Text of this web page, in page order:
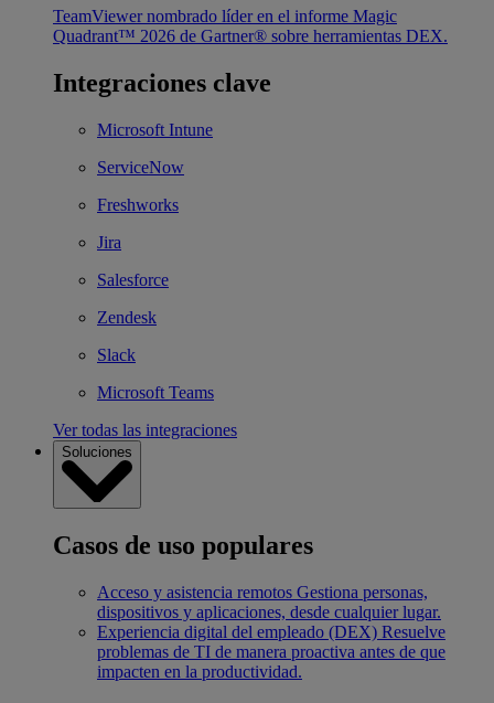
TeamViewer nombrado líder en el informe Magic
Quadrant™ 2026 de Gartner® sobre herramientas DEX.
Integraciones clave
Microsoft Intune
ServiceNow
Freshworks
Jira
Salesforce
Zendesk
Slack
Microsoft Teams
Ver todas las integraciones
Soluciones
Casos de uso populares
Acceso y asistencia remotos Gestiona personas,
dispositivos y aplicaciones, desde cualquier lugar.
Experiencia digital del empleado (DEX) Resuelve
problemas de TI de manera proactiva antes de que
impacten en la productividad.